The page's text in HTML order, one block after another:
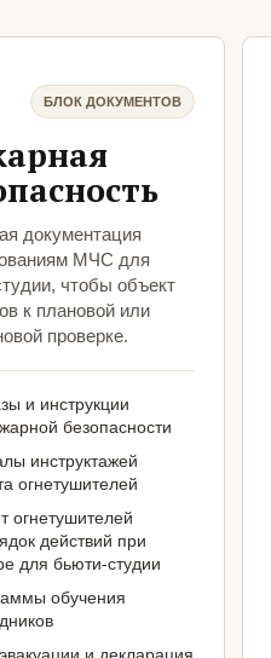
БЛОК ДОКУМЕНТОВ
документация
МЧС для
чтобы объект
к плановой или
проверке.
и инструкции
безопасности
инструктажей
огнетушителей
огнетушителей
действий при
для бьюти-студии
обучения